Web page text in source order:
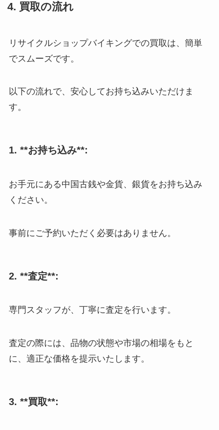
4. 買取の流れ
リサイクルショップバイキングでの買取は、簡単
でスムーズです。
以下の流れで、安心してお持ち込みいただけま
す。
1. **お持ち込み**:
お手元にある中国古銭や金貨、銀貨をお持ち込み
ください。
事前にご予約いただく必要はありません。
2. **査定**:
専門スタッフが、丁寧に査定を行います。
査定の際には、品物の状態や市場の相場をもと
に、適正な価格を提示いたします。
3. **買取**: